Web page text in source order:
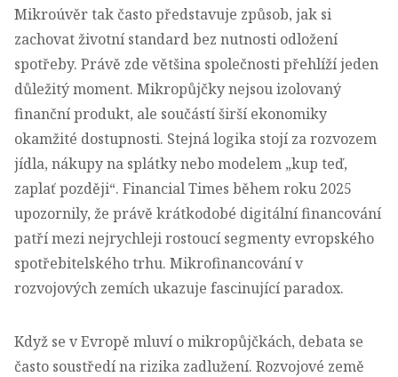
Mikroúvěr tak často představuje způsob, jak si
zachovat životní standard bez nutnosti odložení
spotřeby. Právě zde většina společnosti přehlíží jeden
důležitý moment. Mikropůjčky nejsou izolovaný
finanční produkt, ale součástí širší ekonomiky
okamžité dostupnosti. Stejná logika stojí za rozvozem
jídla, nákupy na splátky nebo modelem „kup teď,
zaplať později“. Financial Times během roku 2025
upozornily, že právě krátkodobé digitální financování
patří mezi nejrychleji rostoucí segmenty evropského
spotřebitelského trhu. Mikrofinancování v
rozvojových zemích ukazuje fascinující paradox.
Když se v Evropě mluví o mikropůjčkách, debata se
často soustředí na rizika zadlužení. Rozvojové země